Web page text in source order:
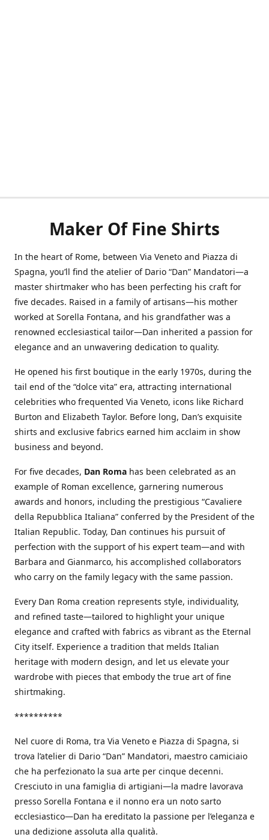
Maker Of Fine Shirts
In the heart of Rome, between Via Veneto and Piazza di
Spagna, you’ll find the atelier of Dario “Dan” Mandatori—a
master shirtmaker who has been perfecting his craft for
five decades. Raised in a family of artisans—his mother
worked at Sorella Fontana, and his grandfather was a
renowned ecclesiastical tailor—Dan inherited a passion for
elegance and an unwavering dedication to quality.
He opened his first boutique in the early 1970s, during the
tail end of the “dolce vita” era, attracting international
celebrities who frequented Via Veneto, icons like Richard
Burton and Elizabeth Taylor. Before long, Dan’s exquisite
shirts and exclusive fabrics earned him acclaim in show
business and beyond.
For five decades, Dan Roma has been celebrated as an
example of Roman excellence, garnering numerous
awards and honors, including the prestigious “Cavaliere
della Repubblica Italiana” conferred by the President of the
Italian Republic. Today, Dan continues his pursuit of
perfection with the support of his expert team—and with
Barbara and Gianmarco, his accomplished collaborators
who carry on the family legacy with the same passion.
Every Dan Roma creation represents style, individuality,
and refined taste—tailored to highlight your unique
elegance and crafted with fabrics as vibrant as the Eternal
City itself. Experience a tradition that melds Italian
heritage with modern design, and let us elevate your
wardrobe with pieces that embody the true art of fine
shirtmaking.
**********
Nel cuore di Roma, tra Via Veneto e Piazza di Spagna, si
trova l’atelier di Dario “Dan” Mandatori, maestro camiciaio
che ha perfezionato la sua arte per cinque decenni.
Cresciuto in una famiglia di artigiani—la madre lavorava
presso Sorella Fontana e il nonno era un noto sarto
ecclesiastico—Dan ha ereditato la passione per l’eleganza e
una dedizione assoluta alla qualità.